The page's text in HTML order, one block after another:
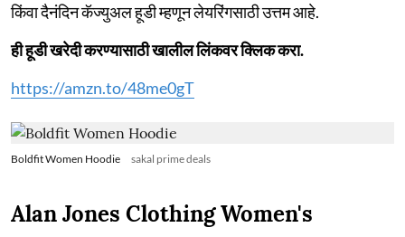
किंवा दैनंदिन कॅज्युअल हूडी म्हणून लेयरिंगसाठी उत्तम आहे.
ही हूडी खरेदी करण्यासाठी खालील लिंकवर क्लिक करा.
https://amzn.to/48me0gT
Boldfit Women Hoodie sakal prime deals
Alan Jones Clothing Women's